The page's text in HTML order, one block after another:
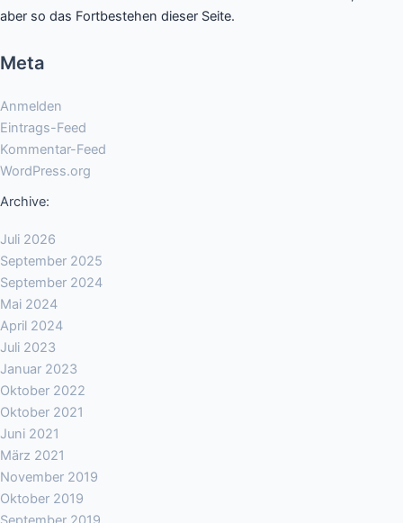
aber so das Fortbestehen dieser Seite.
Meta
Anmelden
Eintrags-Feed
Kommentar-Feed
WordPress.org
Archive:
Juli 2026
September 2025
September 2024
Mai 2024
April 2024
Juli 2023
Januar 2023
Oktober 2022
Oktober 2021
Juni 2021
März 2021
November 2019
Oktober 2019